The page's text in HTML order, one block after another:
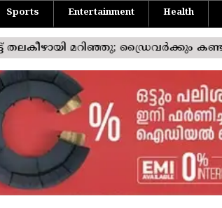
Sports Entertainment Health